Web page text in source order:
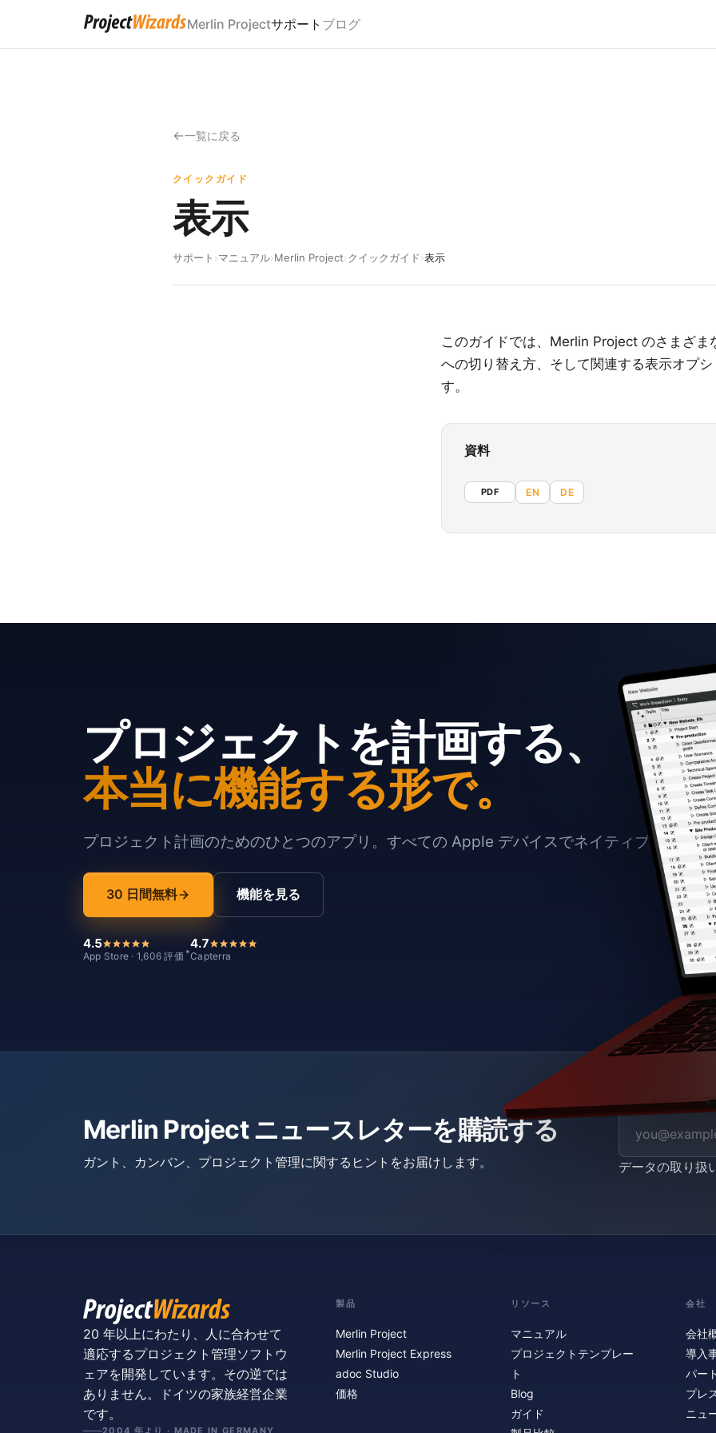
Merlin Projectサポート ブログ
一覧に戻る
クイックガイド
表示
サポート ›マニュアル›Merlin Project›クイックガイド›表示
このガイドでは、Merlin Project のさまざま
への切り替え方、そして関連する表示オプ
す。
資料
PDF EN DE
プロジェクトを計画する、
本当に機能する形で。
プロジェクト計画のためのひとつのアプリ。すべての Apple デバイスでネイティブに動作し
30 日間無料 機能を見る
4.5
App Store · 1,606 評価 *
4.7
Capterra
Merlin Project ニュースレターを購読する
ガント、カンバン、プロジェクト管理に関するヒントをお届けします。 データの取り扱
20 年以上にわたり、人に合わせて
適応するプロジェクト管理ソフトウ
ェアを開発しています。その逆では
ありません。ドイツの家族経営企業
です。
2004 年より · MADE IN GERMANY
製品
Merlin Project
Merlin Project Express
adoc Studio
価格
リソース
マニュアル
プロジェクトテンプレー
ト
Blog
ガイド
会社
会社
導入
パー
プレ
ニュ